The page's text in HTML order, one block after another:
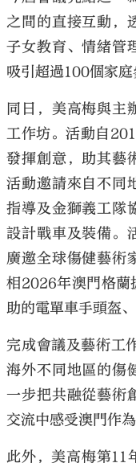
之間的直接互動，
子女教育、情緒管
吸引超過100個家庭
同日，美高梅與主
工作坊。活動自
發揮創意，助其藝
活動邀請來自不同
指導及金獅義工隊
設計戰車及裝備。
廣邀全球傷健藝術
相2026年澳門格蘭
助的電單車手頭盔
完成會議及藝術工
海外不同地區的傷
一步把共融從藝術
交流中感受澳門作
此外，美高梅第11